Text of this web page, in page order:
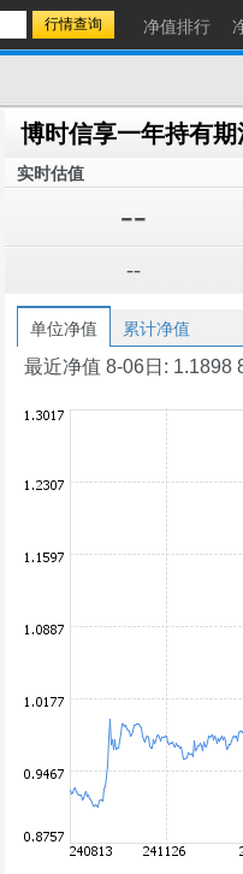
净值排行
博时信享一年持有
实时估值
--
--
单位净值 累计净值
最近净值 8-06日: 1.1898